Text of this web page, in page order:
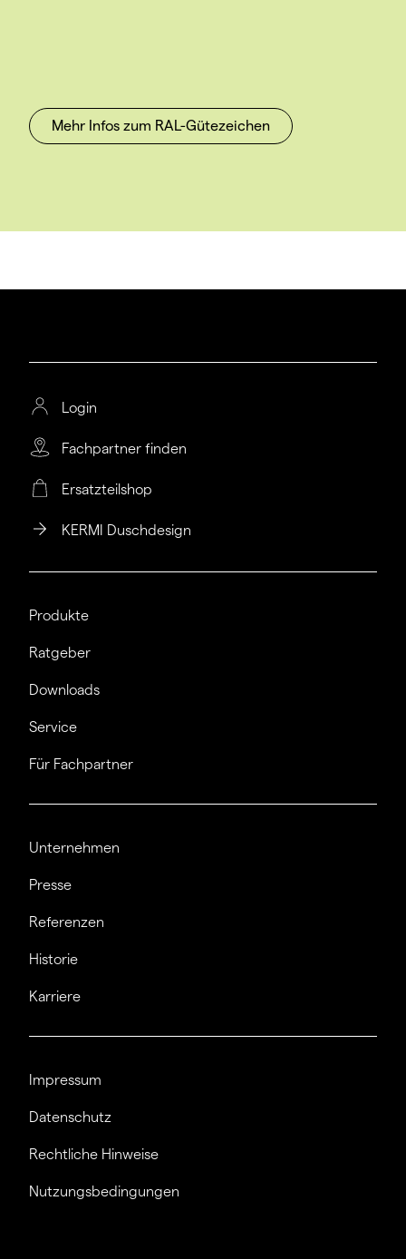
Mehr Infos zum RAL-Gütezeichen
Login
Fachpartner finden
Ersatzteilshop
KERMI Duschdesign
Produkte
Ratgeber
Downloads
Service
Für Fachpartner
Unternehmen
Presse
Referenzen
Historie
Karriere
Impressum
Datenschutz
Rechtliche Hinweise
Nutzungsbedingungen